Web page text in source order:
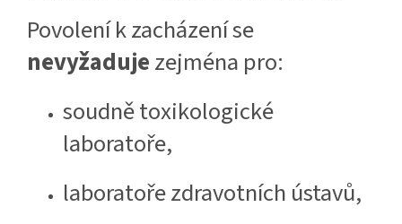
Povolení k zacházení se
nevyžadujezejména pro:
soudně toxikologické
laboratoře,
laboratoře zdravotních ústavů,